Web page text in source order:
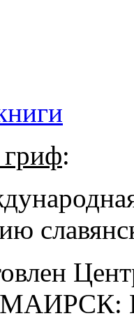
:
МАИРСК: